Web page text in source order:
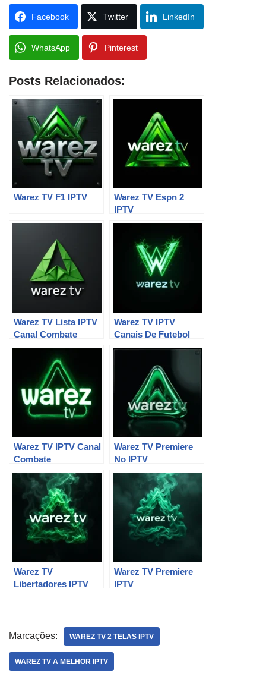
Facebook Twitter LinkedIn
WhatsApp Pinterest
Posts Relacionados:
Warez TV F1 IPTV
Warez TV Espn 2
IPTV
Warez TV Lista IPTV
Canal Combate
Warez TV IPTV
Canais De Futebol
Warez TV IPTV Canal
Combate
Warez TV Premiere
No IPTV
Warez TV
Libertadores IPTV
Warez TV Premiere
IPTV
Marcações: WAREZ TV 2 TELAS IPTV
WAREZ TV A MELHOR IPTV